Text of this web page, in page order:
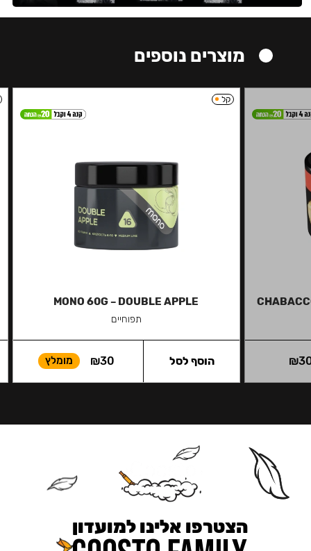
מוצרים נוספים
₪
קל
MONO 60G – DOUBLE APPLE
תפוחיים
₪30 מומלץ הוסף לסל
הצטרפו אלינו למועדון